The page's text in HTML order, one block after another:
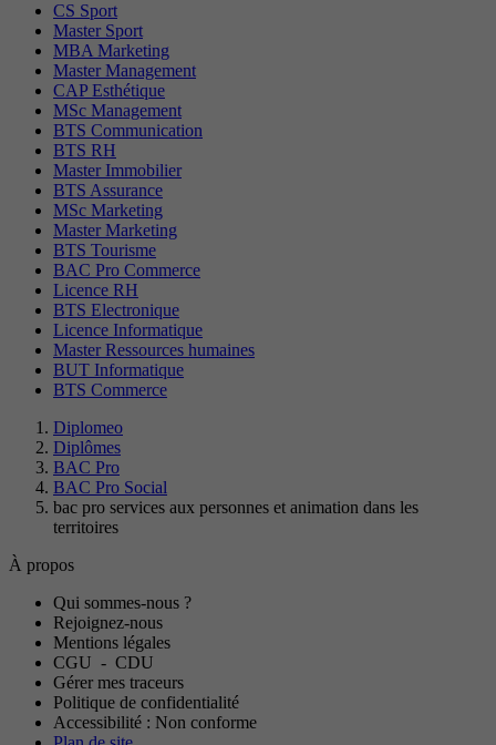
CS Sport
Master Sport
MBA Marketing
Master Management
CAP Esthétique
MSc Management
BTS Communication
BTS RH
Master Immobilier
BTS Assurance
MSc Marketing
Master Marketing
BTS Tourisme
BAC Pro Commerce
Licence RH
BTS Electronique
Licence Informatique
Master Ressources humaines
BUT Informatique
BTS Commerce
Diplomeo
Diplômes
BAC Pro
BAC Pro Social
bac pro services aux personnes et animation dans les
territoires
À propos
Qui sommes-nous ?
Rejoignez-nous
Mentions légales
CGU - CDU
Gérer mes traceurs
Politique de confidentialité
Accessibilité : Non conforme